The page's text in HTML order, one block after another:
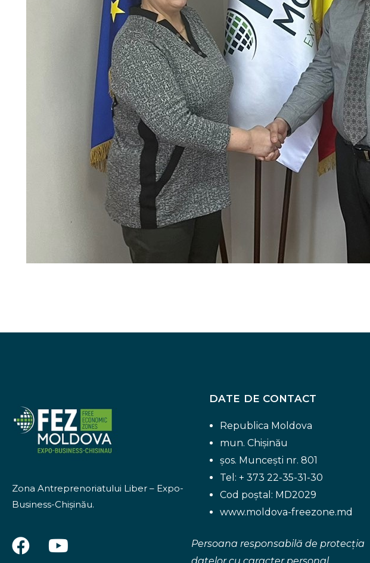
Zona Antreprenoriatului Liber – Expo-
Business-Chişinău.
F
a
Y
o
DATE DE CONTACT
Republica Moldova
mun. Chișinău
șos. Muncești nr. 801
Tel: + 373 22-35-31-30
Cod poștal: MD2029
www.moldova-freezone.md
Persoana responsabilă de protecția